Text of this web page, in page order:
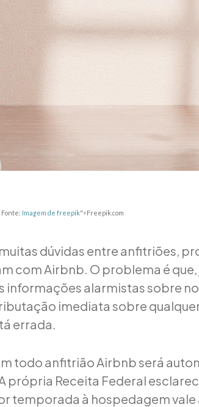
Fonte: Imagem de freepik">Freepik.com
dúvidas entre anfitriões,
com Airbnb. O problema é
informações alarmistas sobre
imediata sobre
errada.
todo anfitrião Airbnb será
própria Receita Federal
temporada à hospedagem vale